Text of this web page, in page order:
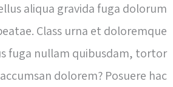
aliqua gravida fuga dolorum
Class urna et doloremque
fuga nullam quibusdam, tortor
dolorem? Posuere hac?